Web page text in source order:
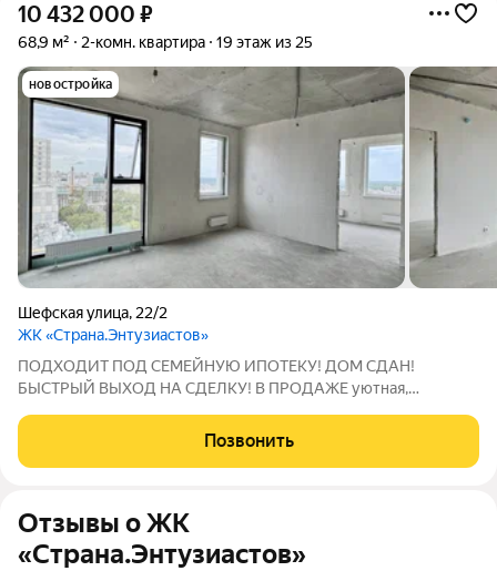
10 432 000 ₽
68,9 м² 2-комн. квартира 19 этаж из 25
новостройка
Шефская улица, 22/2
ЖК «Страна.Энтузиастов»
ПОДХОДИТ ПОД СЕМЕЙНУЮ ИПОТЕКУ! ДОМ СДАН!
БЫСТРЫЙ ВЫХОД НА СДЕЛКУ! B ПРОДАЖЕ уютная,
Энтузиастoв. Kвартиpа cветлая, с ПАНАРАМНЫМИ ОКНАМИ!
ЗАКРЫТЫЙ ДВОР! Комфорт и безопасность Машиноместа для
Позвонить
Отзывы о ЖК
«Страна.Энтузиастов»